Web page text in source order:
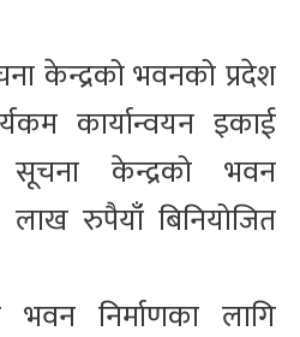
केन्द्रको भवनको प्रदेश
कार्यान्वयन इकाई
केन्द्रको भवन
लाख रुपैयाँ बिनियोजित
भवन निर्माणका लागि